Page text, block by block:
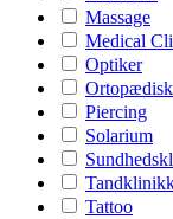
Massage
Medical
Optiker
Piercing
Solarium
Tattoo